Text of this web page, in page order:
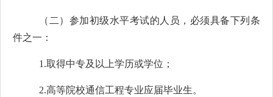
（二）参加初级水平考试的人员，必须具备下列条
件之一：
1.取得中专及以上学历或学位；
2.高等院校通信工程专业应届毕业生。